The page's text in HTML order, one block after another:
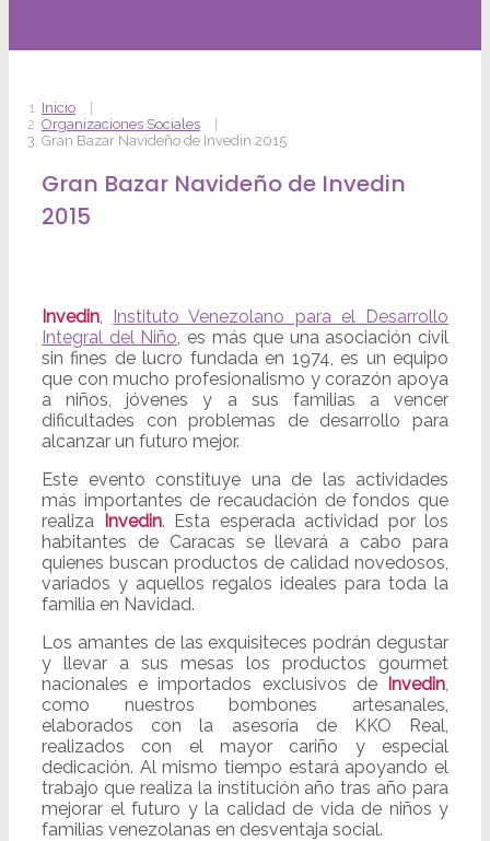
Inicio
Organizaciones Sociales
Gran Bazar Navideño de Invedin 2015
Gran Bazar Navideño de Invedin
2015
Invedin
Instituto Venezolano para el Desarrollo
Integral del Niño , es más que una asociación civil
sin fines de lucro fundada en 1974, es un equipo
que con mucho profesionalismo y corazón apoya
a niños, jóvenes y a sus familias a vencer
dificultades con problemas de desarrollo para
alcanzar un futuro mejor.
Este evento constituye una de las actividades
más importantes de recaudación de fondos que
realiza
Invedin. Esta esperada actividad por los
habitantes de Caracas se llevará a cabo para
quienes buscan productos de calidad novedosos,
variados y aquellos regalos ideales para toda la
familia en Navidad.
Los amantes de las exquisiteces podrán degustar
y llevar a sus mesas los productos gourmet
nacionales e importados exclusivos de Invedin
como nuestros bombones artesanales,
elaborados con la asesoría de KKO Real,
realizados con el mayor cariño y especial
dedicación. Al mismo tiempo estará apoyando el
trabajo que realiza la institución año tras año para
mejorar el futuro y la calidad de vida de niños y
familias venezolanas en desventaja social.